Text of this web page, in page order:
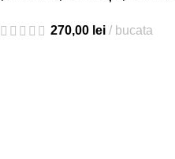
270,00 lei bucata